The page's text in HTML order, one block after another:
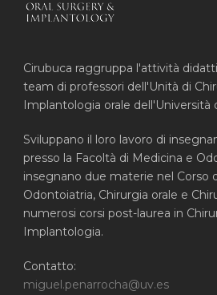
Cirubuca raggruppa l'attività
team di professori dell'Unità di
Implantologia orale dell'Università
Sviluppano il loro lavoro di
presso la Facoltà di Medicina e
insegnano due materie nel Corso
Odontoiatria, Chirurgia orale e
numerosi corsi post-laurea in
Implantologia.
Contatto:
miguel.penarrocha@uv.es